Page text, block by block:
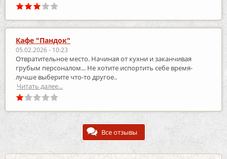
Кафе "Пандок"
05.02.2026 - 10:23
Отвратительное место. Начиная от кухни и заканчивая
грубым персоналом... Не хотите испортить себе время-
лучше выберите что-то другое..
Читать далее...
Все отзывы